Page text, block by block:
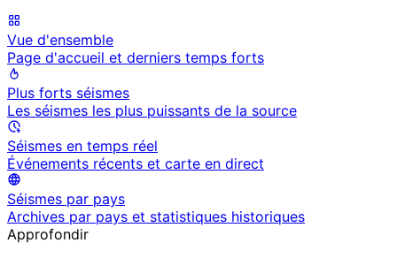
Vue d'ensemble
Page d'accueil et derniers temps forts
Plus forts séismes
Les séismes les plus puissants de la source
Séismes en temps réel
Événements récents et carte en direct
Séismes par pays
Archives par pays et statistiques historiques
Approfondir